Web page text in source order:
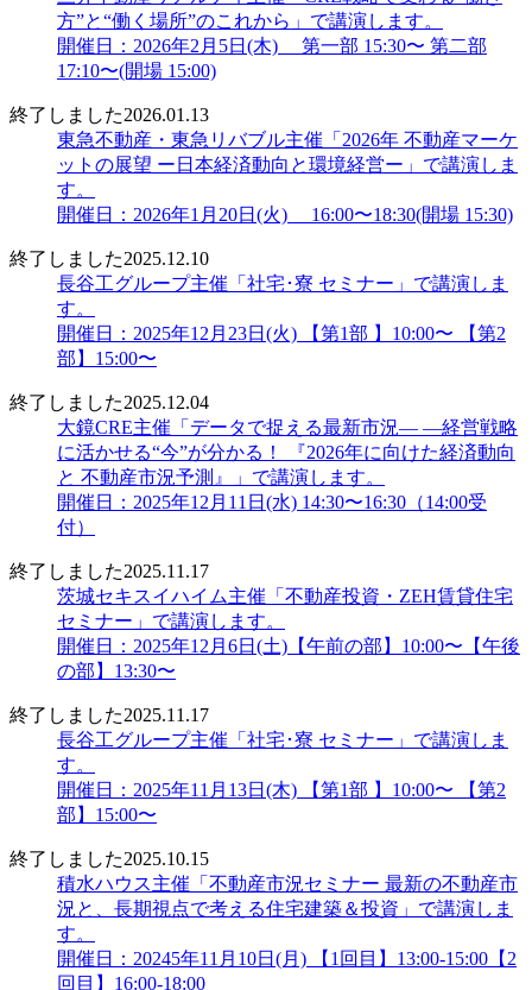
方”と“働く場所”のこれから」で講演します。
開催日：2026年2月5日(木) 第一部 15:30〜 第二部
17:10〜(開場 15:00)
終了しました2026.01.13
東急不動産・東急リバブル主催「2026年 不動産マーケ
ットの展望 ー日本経済動向と環境経営ー」で講演しま
す。
開催日：2026年1月20日(火) 16:00〜18:30(開場 15:30)
終了しました2025.12.10
長谷工グループ主催「社宅･寮 セミナー」で講演しま
す。
開催日：2025年12月23日(火) 【第1部 】10:00〜 【第2
部】15:00〜
終了しました2025.12.04
大鏡CRE主催「データで捉える最新市況― ―経営戦略
に活かせる“今”が分かる！ 『2026年に向けた経済動向
と 不動産市況予測』」で講演します。
開催日：2025年12月11日(水) 14:30〜16:30（14:00受
付）
終了しました2025.11.17
茨城セキスイハイム主催「不動産投資・ZEH賃貸住宅
セミナー」で講演します。
開催日：2025年12月6日(土)【午前の部】10:00〜【午後
の部】13:30〜
終了しました2025.11.17
長谷工グループ主催「社宅･寮 セミナー」で講演しま
す。
開催日：2025年11月13日(木) 【第1部 】10:00〜 【第2
部】15:00〜
終了しました2025.10.15
積水ハウス主催「不動産市況セミナー 最新の不動産市
況と、長期視点で考える住宅建築＆投資」で講演しま
す。
開催日：20245年11月10日(月) 【1回目】13:00-15:00【2
回目】16:00-18:00